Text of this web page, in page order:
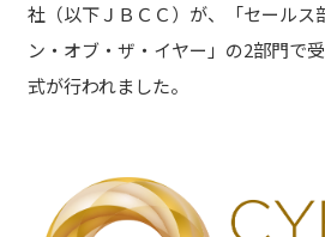
社（以下ＪＢＣＣ）が、「セールス
ン・オブ・ザ・イヤー」の2部門で
式が行われました。